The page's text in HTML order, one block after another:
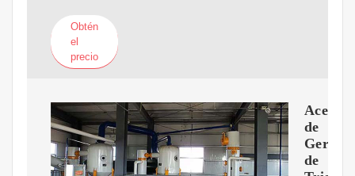
Obtén
el
precio
Aceite
de
de